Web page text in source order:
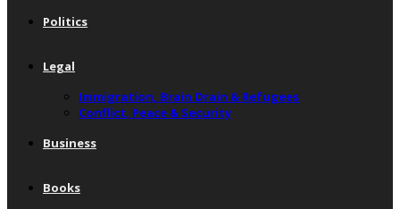
Politics
Legal
Immigration, Brain Drain & Refugees
Conflict, Peace & Security
Business
Books